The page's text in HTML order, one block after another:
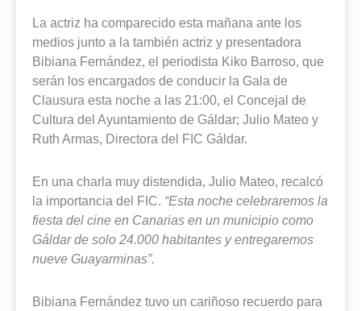
La actriz ha comparecido esta mañana ante los
medios junto a la también actriz y presentadora
Bibiana Fernández, el periodista Kiko Barroso, que
serán los encargados de conducir la Gala de
Clausura esta noche a las 21:00, el Concejal de
Cultura del Ayuntamiento de Gáldar; Julio Mateo y
Ruth Armas, Directora del FIC Gáldar.
En una charla muy distendida, Julio Mateo, recalcó
la importancia del FIC. “Esta noche celebraremos la
fiesta del cine en Canarias en un municipio como
Gáldar de solo 24.000 habitantes y entregaremos
nueve Guayarminas”.
Bibiana Fernández tuvo un cariñoso recuerdo para